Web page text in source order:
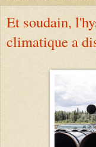
Et soudain,
climatique a